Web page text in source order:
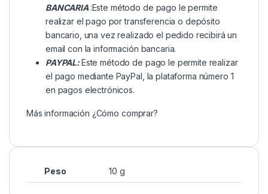
BANCARIA :Este método de pago le permite
realizar el pago por transferencia o depósito
bancario, una vez realizado el pedido recibirá un
email con la información bancaria.
PAYPAL:Este método de pago le permite realizar
el pago mediante PayPal, la plataforma número 1
en pagos electrónicos.
Más información ¿Cómo comprar?
Peso 10 g